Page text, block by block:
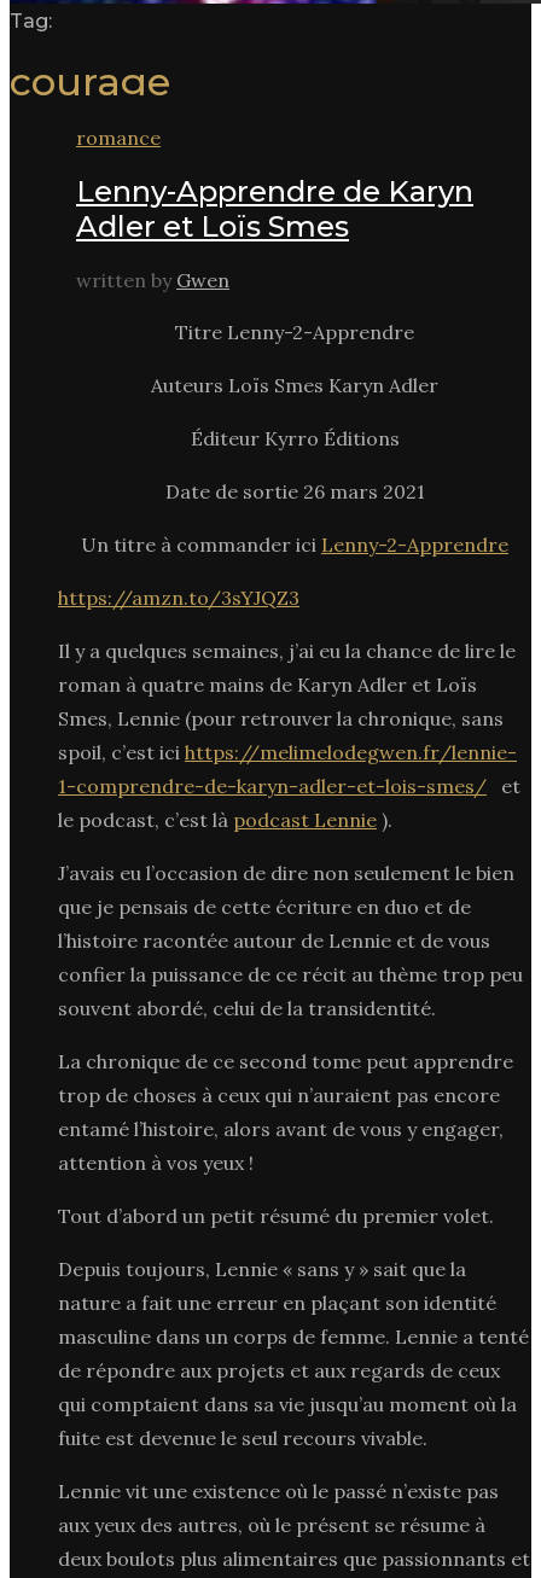
Tag:
courage
romance
Lenny-Apprendre de Karyn
Adler et Loïs Smes
written by Gwen
Titre Lenny-2-Apprendre
Auteurs Loïs Smes Karyn Adler
Éditeur Kyrro Éditions
Date de sortie 26 mars 2021
Un titre à commander ici Lenny-2-Apprendre
https://amzn.to/3sYJQZ3
Il y a quelques semaines, j’ai eu la chance de lire le
roman à quatre mains de Karyn Adler et Loïs
Smes, Lennie (pour retrouver la chronique, sans
spoil, c’est ici https://melimelodegwen.fr/lennie-
1-comprendre-de-karyn-adler-et-lois-smes/ et
le podcast, c’est là podcast Lennie ).
J’avais eu l’occasion de dire non seulement le bien
que je pensais de cette écriture en duo et de
l’histoire racontée autour de Lennie et de vous
confier la puissance de ce récit au thème trop peu
souvent abordé, celui de la transidentité.
La chronique de ce second tome peut apprendre
trop de choses à ceux qui n’auraient pas encore
entamé l’histoire, alors avant de vous y engager,
attention à vos yeux !
Tout d’abord un petit résumé du premier volet.
Depuis toujours, Lennie « sans y » sait que la
nature a fait une erreur en plaçant son identité
masculine dans un corps de femme. Lennie a tenté
de répondre aux projets et aux regards de ceux
qui comptaient dans sa vie jusqu’au moment où la
fuite est devenue le seul recours vivable.
Lennie vit une existence où le passé n’existe pas
aux yeux des autres, où le présent se résume à
deux boulots plus alimentaires que passionnants et